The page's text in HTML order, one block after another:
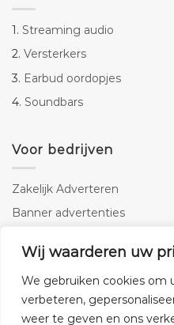
Wij waarderen uw
We gebruiken cookies om
verbeteren,
weer te geven en ons
1. Streaming audio
2. Versterkers
3. Earbud oordopjes
4. Soundbars
Voor bedrijven
Zakelijk Adverteren
Banner advertenties
SEO copywriting